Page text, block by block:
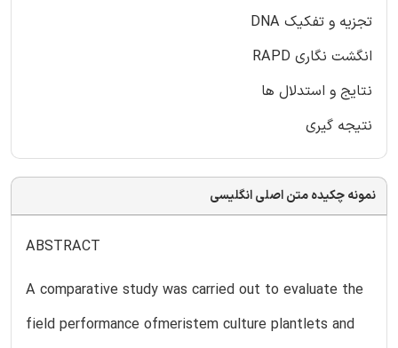
تجزیه و تفکیک DNA
انگشت نگاری RAPD
نتایج و استدلال ها
نتیجه گیری
نمونه چکیده متن اصلی انگلیسی
ABSTRACT
A comparative study was carried out to evaluate the
field performance ofmeristem culture plantlets and